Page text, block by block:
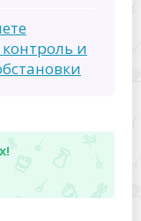
и